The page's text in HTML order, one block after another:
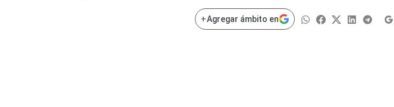
+Agregar ámbito en